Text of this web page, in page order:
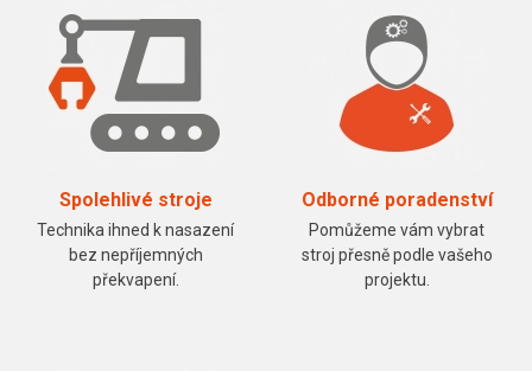
Spolehlivé stroje
Technika ihned k nasazení
bez nepříjemných
překvapení.
Odborné poradenství
Pomůžeme vám vybrat
stroj přesně podle vašeho
projektu.